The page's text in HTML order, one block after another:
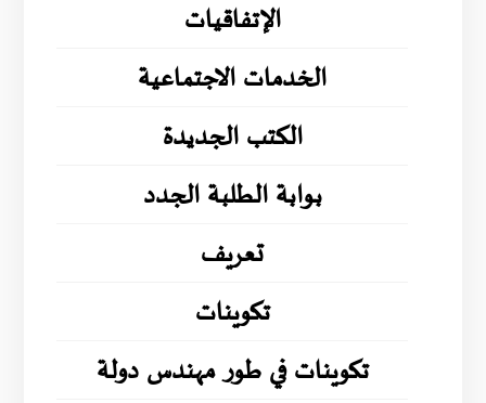
الإتفاقيات
الخدمات الاجتماعية
الكتب الجديدة
بوابة الطلبة الجدد
تعريف
تكوينات
تكوينات في طور مهندس دولة